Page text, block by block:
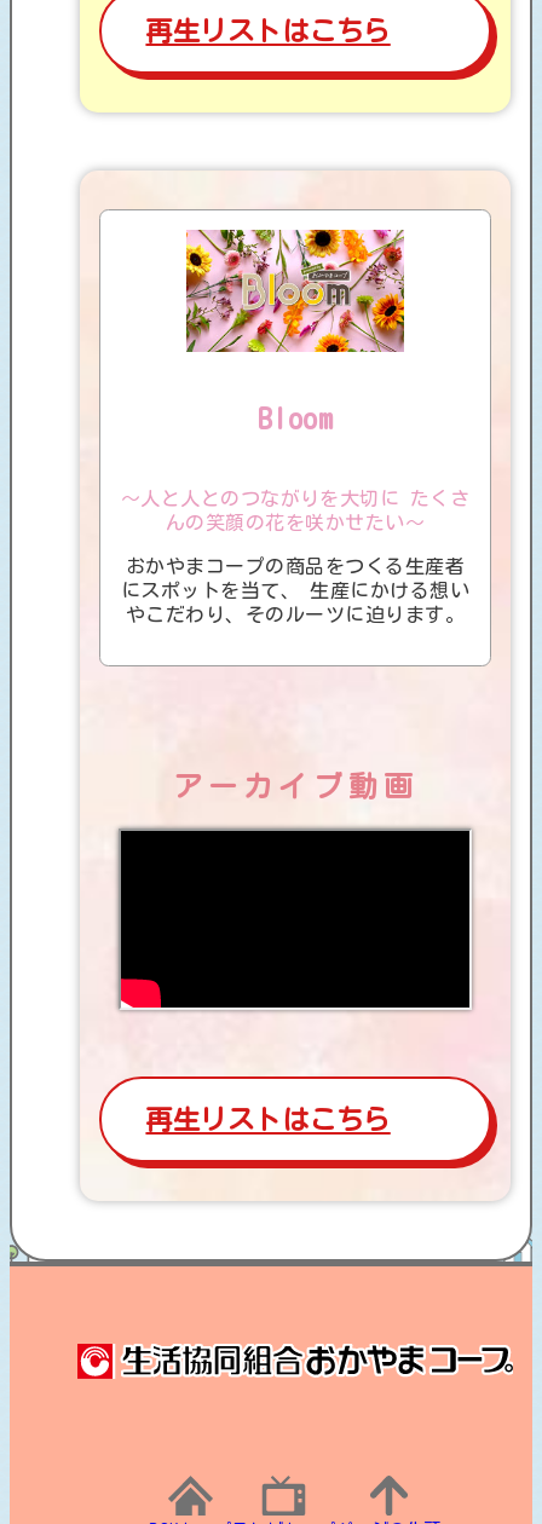
再生リストはこちら
Bloom
～人と人とのつながりを大切に たくさ
んの笑顔の花を咲かせたい～
おかやまコープの商品をつくる生産者
にスポットを当て、
生産にかける想い
やこだわり、そのルーツに迫ります。
アーカイブ動画
再生リストはこちら